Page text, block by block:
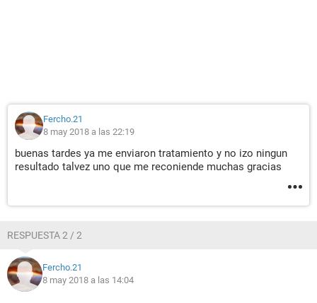
Fercho.21
8 may 2018 a las 22:19
buenas tardes ya me enviaron tratamiento y no izo ningun
resultado talvez uno que me reconiende muchas gracias
RESPUESTA 2 / 2
Fercho.21
8 may 2018 a las 14:04